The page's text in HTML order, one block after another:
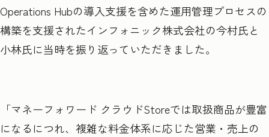
Operations Hubの導入支援を含めた運用管理プロセスの
構築を支援されたインフォニック株式会社の今村氏と
小林氏に当時を振り返っていただきました。
「マネーフォワード クラウドStoreでは取扱商品が豊富
になるにつれ、複雑な料金体系に応じた営業・売上の